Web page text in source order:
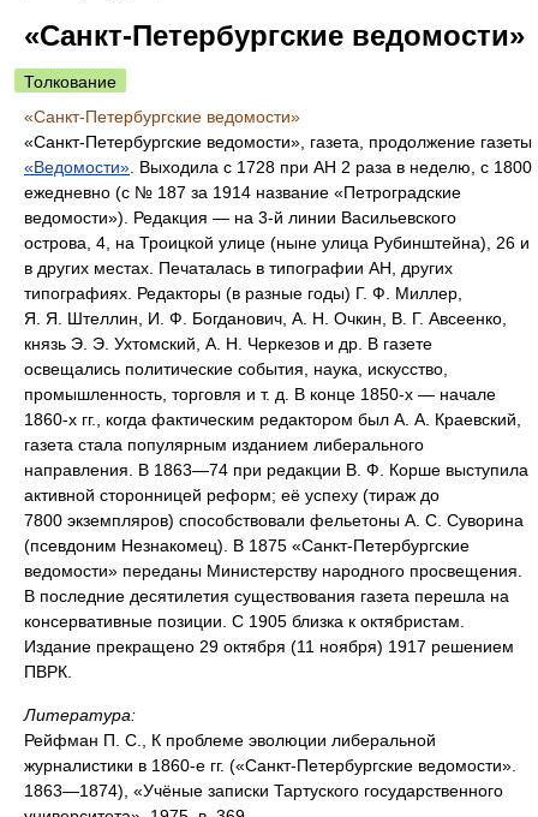
«Санкт-Петербургские ведомости»
Толкование
«Санкт-Петербургские ведомости»
«Санкт-Петербургские ведомости», газета, продолжение газеты
«Ведомости» . Выходила с 1728 при АН 2 раза в неделю, с 1800
ежедневно (с № 187 за 1914 название «Петроградские
ведомости»). Редакция — на 3-й линии Васильевского
острова, 4, на Троицкой улице (ныне улица Рубинштейна), 26 и
в других местах. Печаталась в типографии АН, других
типографиях. Редакторы (в разные годы) Г. Ф. Миллер,
Я. Я. Штеллин, И. Ф. Богданович, А. Н. Очкин, В. Г. Авсеенко,
князь Э. Э. Ухтомский, А. Н. Черкезов и др. В газете
освещались политические события, наука, искусство,
промышленность, торговля и т. д. В конце 1850-х — начале
1860-х гг., когда фактическим редактором был А. А. Краевский,
газета стала популярным изданием либерального
направления. В 1863—74 при редакции В. Ф. Корше выступила
активной сторонницей реформ; её успеху (тираж до
7800 экземпляров) способствовали фельетоны А. С. Суворина
(псевдоним Незнакомец). В 1875 «Санкт-Петербургские
ведомости» переданы Министерству народного просвещения.
В последние десятилетия существования газета перешла на
консервативные позиции. С 1905 близка к октябристам.
Издание прекращено 29 октября (11 ноября) 1917 решением
ПВРК.
Литература:
Рейфман П. С., К проблеме эволюции либеральной
журналистики в 1860-е гг. («Санкт-Петербургские ведомости».
1863—1874), «Учёные записки Тартуского государственного